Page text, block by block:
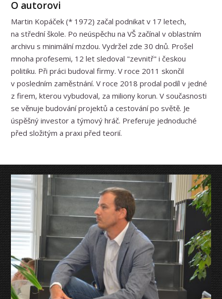
O autorovi
Martin Kopáček (* 1972) začal podnikat v 17 letech,
na střední škole. Po neúspěchu na VŠ začínal v oblastním
archivu s minimální mzdou. Vydržel zde 30 dnů. Prošel
mnoha profesemi, 12 let sledoval "zevnitř" i českou
politiku. Při práci budoval firmy. V roce 2011 skončil
v posledním zaměstnání. V roce 2018 prodal podíl v jedné
z firem, kterou vybudoval, za miliony korun. V současnosti
se věnuje budování projektů a cestování po světě. Je
úspěšný investor a týmový hráč. Preferuje jednoduché
před složitým a praxi před teorií.